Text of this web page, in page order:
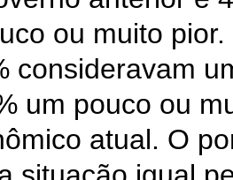
ou muito
consideravam
um pouco ou
atual. O